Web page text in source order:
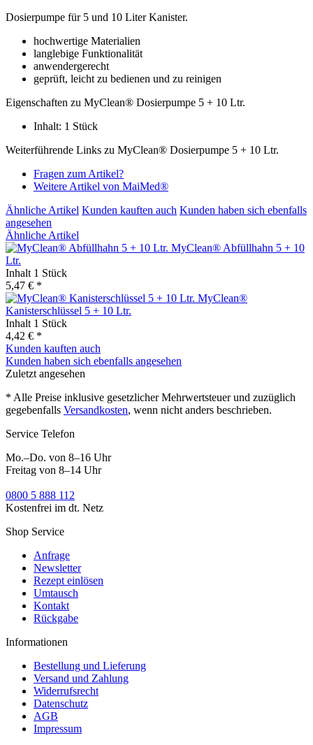
Dosierpumpe für 5 und 10 Liter Kanister.
hochwertige Materialien
langlebige Funktionalität
anwendergerecht
geprüft, leicht zu bedienen und zu reinigen
Eigenschaften zu MyClean® Dosierpumpe 5 + 10 Ltr.
Inhalt: 1 Stück
Weiterführende Links zu MyClean® Dosierpumpe 5 + 10 Ltr.
Fragen zum Artikel?
Weitere Artikel von MaiMed®
Ähnliche Artikel Kunden kauften auch Kunden haben sich ebenfalls
angesehen
Ähnliche Artikel
MyClean® Abfüllhahn 5 + 10
Ltr.
Inhalt 1 Stück
5,47 € *
MyClean®
Kanisterschlüssel 5 + 10 Ltr.
Inhalt 1 Stück
4,42 € *
Kunden kauften auch
Kunden haben sich ebenfalls angesehen
Zuletzt angesehen
* Alle Preise inklusive gesetzlicher Mehrwertsteuer und zuzüglich
gegebenfalls Versandkosten, wenn nicht anders beschrieben.
Service Telefon
Mo.–Do. von 8–16 Uhr
Freitag von 8–14 Uhr
0800 5 888 112
Kostenfrei im dt. Netz
Shop Service
Anfrage
Newsletter
Rezept einlösen
Umtausch
Kontakt
Rückgabe
Informationen
Bestellung und Lieferung
Versand und Zahlung
Widerrufsrecht
Datenschutz
AGB
Impressum